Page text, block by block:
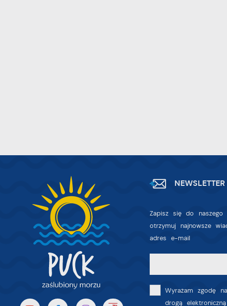
NEWSLETTER
Zapisz się do naszego
otrzymuj najnowsze
adres e-mail
Wyrażam zgodę
drogą